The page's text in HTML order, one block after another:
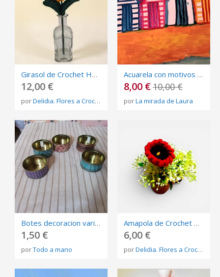
Girasol de Crochet Hecho a Mano – Flor de Ganchillo Tejida con Tallo Flexible
12,00 €
porDelidia. Flores a Crochet����
Acuarela con motivos marineros
8,00 €10,00 €
porLa mirada de Laura
Botes decoracion varios
1,50 €
porTodo a mano
Amapola de Crochet Hecha a Mano – Flor de Ganchillo con Tallo Flexible
6,00 €
porDelidia. Flores a Crochet����